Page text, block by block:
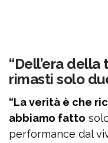
“Dell’era
rimasti solo
“La verità è che
abbiamo fatto
performance dal